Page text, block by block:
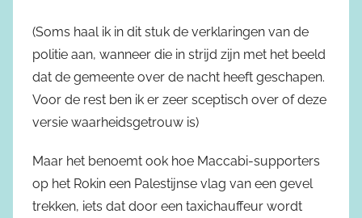
(Soms haal ik in dit stuk de verklaringen van de
politie aan, wanneer die in strijd zijn met het beeld
dat de gemeente over de nacht heeft geschapen.
Voor de rest ben ik er zeer sceptisch over of deze
versie waarheidsgetrouw is)
Maar het benoemt ook hoe Maccabi-supporters
op het Rokin een Palestijnse vlag van een gevel
trekken, iets dat door een taxichauffeur wordt